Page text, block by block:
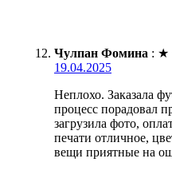
Чулпан Фомина : ★
19.04.2025
Неплохо. Заказала
процесс порадовал
загрузила фото,
печати отличное,
вещи приятные на